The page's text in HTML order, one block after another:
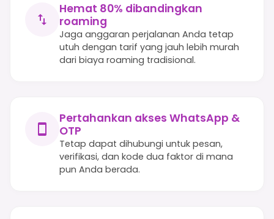
Hemat 80% dibandingkan
roaming
Jaga anggaran perjalanan Anda tetap
utuh dengan tarif yang jauh lebih murah
dari biaya roaming tradisional.
Pertahankan akses WhatsApp &
OTP
Tetap dapat dihubungi untuk pesan,
verifikasi, dan kode dua faktor di mana
pun Anda berada.